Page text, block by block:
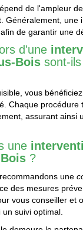
de l'ampleur
Généralement,
afin de garantir une
d'une
Bois sont-
vous
Chaque
assurant ainsi
une
?
une
des mesures
vous conseiller et
suivi optimal.